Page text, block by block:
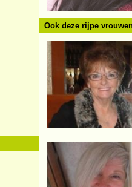
Ook deze rijpe